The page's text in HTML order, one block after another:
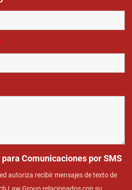
Comunicaciones por SMS
autoriza recibir mensajes de texto de